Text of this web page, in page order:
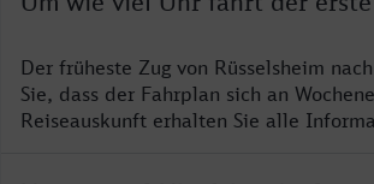
Der früheste Zug von Rüsselsheim
Sie, dass der Fahrplan sich an
Reiseauskunft erhalten Sie alle